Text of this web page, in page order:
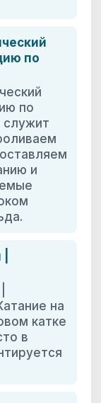
по
по
служит
и
на
катке
в